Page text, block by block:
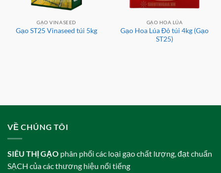
GẠO VINASEED
Gạo ST25 Vinaseed túi 5kg
GẠO HOA LÚA
Gạo Hoa Lúa Đỏ túi 4kg (Gạo
ST25)
VỀ CHÚNG TÔI
SIÊU THỊ GẠO phân phối các loại gạo chất lượng, đạt chuẩn
SẠCH của các thương hiệu nổi tiếng